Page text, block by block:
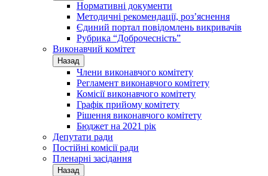
Нормативні документи
Методичні рекомендації, роз’яснення
Єдиний портал повідомлень викривачів
Рубрика “Доброчесність”
Виконавчий комітет
Назад
Члени виконавчого комітету
Регламент виконавчого комітету
Комісії виконавчого комітету
Графік прийому комітету
Рішення виконавчого комітету
Бюджет на 2021 рік
Депутати ради
Постійні комісії ради
Пленарні засідання
Назад